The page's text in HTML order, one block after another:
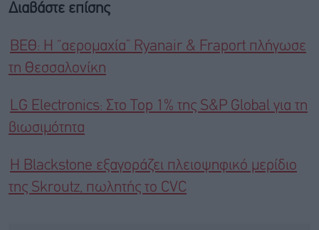
Διαβάστε επίσης
ΒΕΘ: Η “αερομαχία” Ryanair & Fraport πλήγωσε
τη Θεσσαλονίκη
LG Electronics: Στο Top 1% της S&P Global για τη
βιωσιμότητα
Η Blackstone εξαγοράζει πλειοψηφικό μερίδιο
της Skroutz, πωλητής το CVC